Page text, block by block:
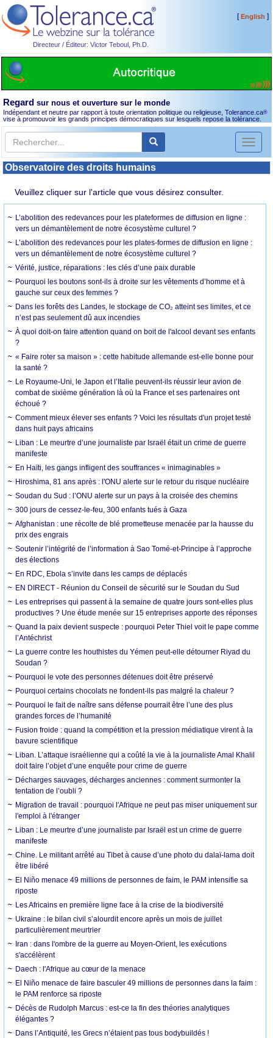
Directeur / Éditeur: Victor Teboul, Ph.D.
[English ]
Regard sur nous et ouverture sur le monde
Indépendant et neutre par rapport à toute orientation politique ou religieuse, Tolerance.ca®
vise à promouvoir les grands principes démocratiques sur lesquels repose la tolérance.
Toggle
Observatoire des droits humains
Veuillez cliquer sur l'article que vous désirez consulter.
L’abolition des redevances pour les plateformes de diffusion en ligne :
vers un démantèlement de notre écosystème culturel ?
L’abolition des redevances pour les plates-formes de diffusion en ligne :
vers un démantèlement de notre écosystème culturel ?
Vérité, justice, réparations : les clés d’une paix durable
Pourquoi les boutons sont-ils à droite sur les vêtements d’homme et à
gauche sur ceux des femmes ?
Dans les forêts des Landes, le stockage de CO₂ atteint ses limites, et ce
n’est pas seulement dû aux incendies
À quoi doit-on faire attention quand on boit de l'alcool devant ses enfants
?
« Faire roter sa maison » : cette habitude allemande est-elle bonne pour
la santé ?
Le Royaume-Uni, le Japon et l’Italie peuvent-ils réussir leur avion de
combat de sixième génération là où la France et ses partenaires ont
échoué ?
Comment mieux élever ses enfants ? Voici les résultats d'un projet testé
dans huit pays africains
Liban : Le meurtre d’une journaliste par Israël était un crime de guerre
manifeste
En Haïti, les gangs infligent des souffrances « inimaginables »
Hiroshima, 81 ans après : l'ONU alerte sur le retour du risque nucléaire
Soudan du Sud : l’ONU alerte sur un pays à la croisée des chemins
300 jours de cessez-le-feu, 300 enfants tués à Gaza
Afghanistan : une récolte de blé prometteuse menacée par la hausse du
prix des engrais
Soutenir l’intégrité de l’information à Sao Tomé-et-Principe à l’approche
des élections
En RDC, Ebola s’invite dans les camps de déplacés
EN DIRECT - Réunion du Conseil de sécurité sur le Soudan du Sud
Les entreprises qui passent à la semaine de quatre jours sont-elles plus
productives ? Une étude menée sur 15 entreprises apporte des réponses
Quand la paix devient suspecte : pourquoi Peter Thiel voit le pape comme
l’Antéchrist
La guerre contre les houthistes du Yémen peut-elle détourner Riyad du
Soudan ?
Pourquoi le vote des personnes détenues doit être préservé
Pourquoi certains chocolats ne fondent-ils pas malgré la chaleur ?
Pourquoi le fait de naître sans défense pourrait être l’une des plus
grandes forces de l’humanité
Fusion froide : quand la compétition et la pression médiatique virent à la
bavure scientifique
Liban. L’attaque israélienne qui a coûté la vie à la journaliste Amal Khalil
doit faire l’objet d’une enquête pour crime de guerre
Décharges sauvages, décharges anciennes : comment surmonter la
tentation de l’oubli ?
Migration de travail : pourquoi l'Afrique ne peut pas miser uniquement sur
l'emploi à l'étranger
Liban : Le meurtre d’une journaliste par Israël est un crime de guerre
manifeste
Chine. Le militant arrêté au Tibet à cause d’une photo du dalaï-lama doit
être libéré
El Niño menace 49 millions de personnes de faim, le PAM intensifie sa
riposte
Les Africains en première ligne face à la crise de la biodiversité
Ukraine : le bilan civil s’alourdit encore après un mois de juillet
particulièrement meurtrier
Iran : dans l'ombre de la guerre au Moyen-Orient, les exécutions
s'accélèrent
Daech : l'Afrique au cœur de la menace
El Niño menace de faire basculer 49 millions de personnes dans la faim :
le PAM renforce sa riposte
Décès de Rudolph Marcus : est-ce la fin des théories analytiques
élégantes ?
Dans l’Antiquité, les Grecs n’étaient pas tous bodybuildés !